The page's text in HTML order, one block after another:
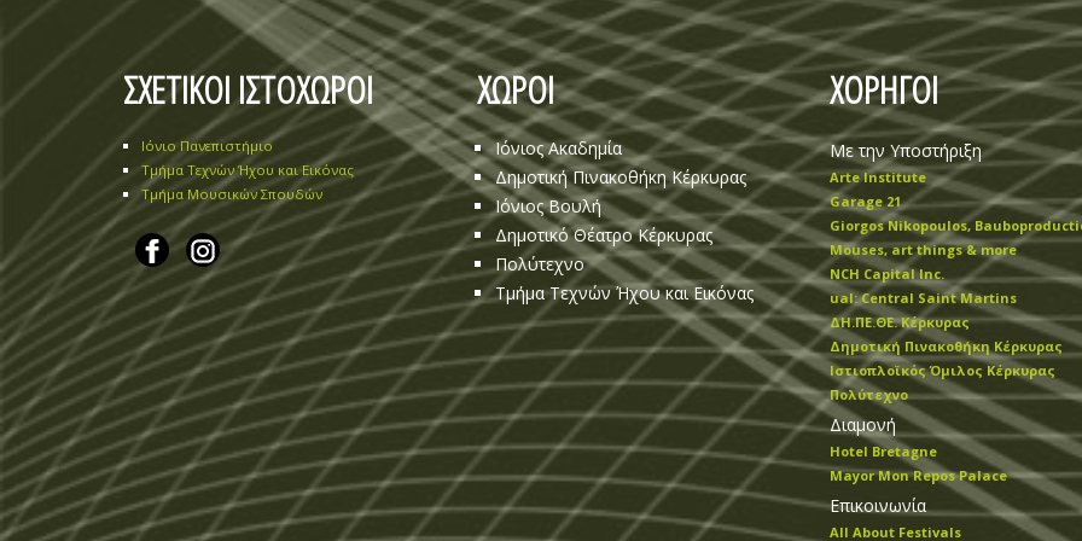
ΣΧΕΤΙΚΟΙ ΙΣΤΟΧΩΡΟΙ
Ιόνιο Πανεπιστήμιο
Τμήμα Τεχνών Ήχου και Εικόνας
Τμήμα Μουσικών Σπουδών
ΧΩΡΟΙ
Ιόνιος Ακαδημία
Δημοτική Πινακοθήκη Κέρκυρας
Ιόνιος Βουλή
Δημοτικό Θέατρο Κέρκυρας
Πολύτεχνο
Τμήμα Τεχνών Ήχου και Εικόνας
ΧΟΡΗΓΟΙ
Με την Υποστήριξη
Arte Institute
Garage 21
Giorgos Nikopoulos,
Mouses, art things & more
NCH Capital Inc.
ual: Central Saint Martins
ΔΗ.ΠΕ.ΘΕ. Κέρκυρας
Δημοτική Πινακοθήκη Κέρκυρας
Ιστιοπλοϊκός Όμιλος Κέρκυρας
Πολύτεχνο
Διαμονή
Hotel Bretagne
Mayor Mon Repos Palace
Επικοινωνία
All About Festivals